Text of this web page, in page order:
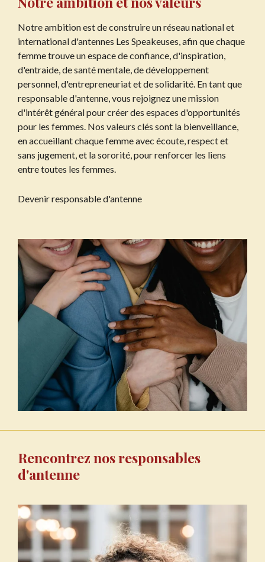
Notre ambition est de construire un réseau national et
international d'antennes Les Speakeuses, afin que chaque
femme trouve un espace de confiance, d'inspiration,
d'entraide, de santé mentale, de développement
personnel, d'entrepreneuriat et de solidarité. En tant que
responsable d'antenne, vous rejoignez une mission
d'intérêt général pour créer des espaces d'opportunités
pour les femmes. Nos valeurs clés sont la bienveillance,
en accueillant chaque femme avec écoute, respect et
sans jugement, et la sororité, pour renforcer les liens
entre toutes les femmes.
Devenir responsable d'antenne
Rencontrez nos responsables
d'antenne